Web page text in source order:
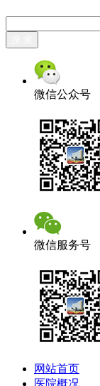
微信公众号
微信服务号
网站首页
医院概况